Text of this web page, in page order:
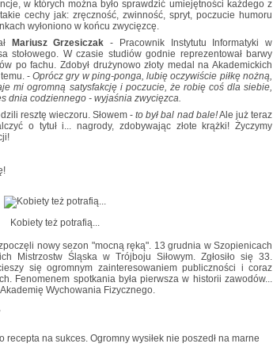
w których można było sprawdzić umiejętności każdego z
cechy jak: zręczność, zwinność, spryt, poczucie humoru
wyłoniono w końcu zwycięzcę.
Mariusz Grzesiczak - Pracownik Instytutu Informatyki w
stołowego. W czasie studiów godnie reprezentował barwy
po fachu. Zdobył drużynowo złoty medal na Akademickich
-Oprócz gry w ping-ponga, lubię oczywiście piłkę nożną,
mi ogromną satysfakcję i poczucie, że robię coś dla siebie,
dnia codziennego - wyjaśnia zwycięzca.
resztę wieczoru. Słowem -to był bal nad bale!Ale już teraz
o tytuł i... nagrody, zdobywając złote krążki! Życzymy
Kobiety też potrafią...
nowy sezon "mocną ręką". 13 grudnia w Szopienicach
Mistrzostw Śląska w Trójboju Siłowym. Zgłosiło się 33.
się ogromnym zainteresowaniem publiczności i coraz
Fenomenem spotkania była pierwsza w historii zawodów...
Wychowania Fizycznego.